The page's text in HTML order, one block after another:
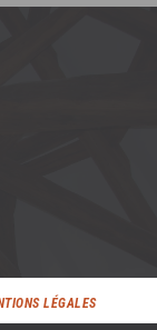
LÉGALES